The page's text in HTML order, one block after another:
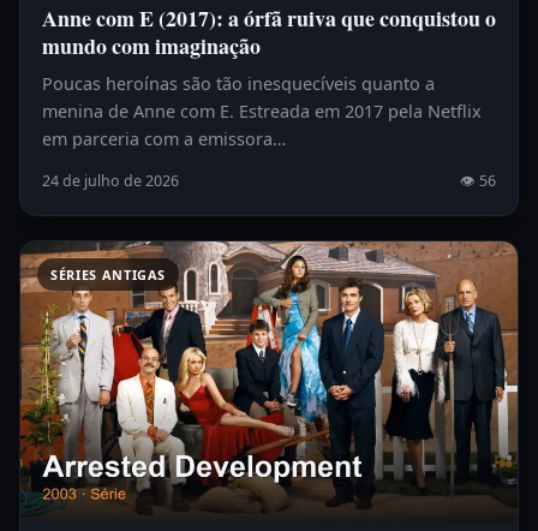
Anne com E (2017): a órfã ruiva que conquistou o
mundo com imaginação
Poucas heroínas são tão inesquecíveis quanto a
menina de Anne com E. Estreada em 2017 pela Netflix
em parceria com a emissora…
24 de julho de 2026 👁 56
SÉRIES ANTIGAS